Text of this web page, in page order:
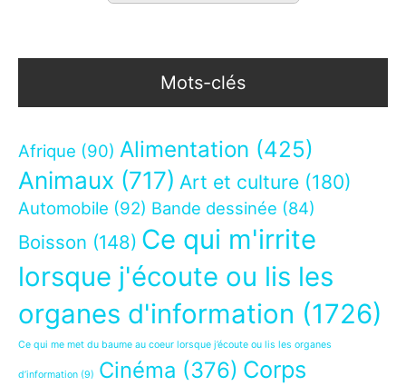
Mots-clés
Afrique (90) Alimentation (425)
Animaux (717) Art et culture (180)
Automobile (92) Bande dessinée (84)
Boisson (148) Ce qui m'irrite
lorsque j'écoute ou lis les
organes d'information (1726)
Ce qui me met du baume au coeur lorsque j’écoute ou lis les organes
d’information (9) Cinéma (376) Corps